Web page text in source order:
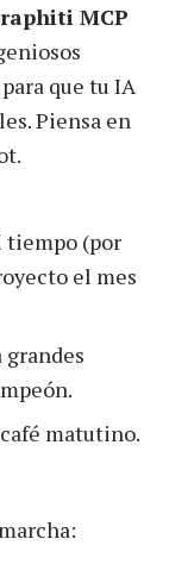
MCP
que tu IA
Piensa en
tiempo (por
el mes
matutino.